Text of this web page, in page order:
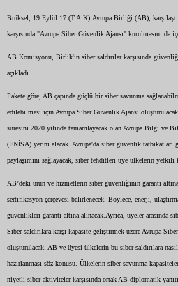
Brüksel, 19 Eylül 17 (T.A.K):Avrupa Birliği (AB),
karşısında "Avrupa Siber Güvenlik Ajansı" kurulmasını da
AB Komisyonu, Birlik'in siber saldırılar karşısında
açıkladı.
Pakete göre, AB çapında güçlü bir siber savunma
edilebilmesi için Avrupa Siber Güvenlik Ajansı
süresini 2020 yılında tamamlayacak olan Avrupa Bilgi ve
(ENİSA) yerini alacak. Avrupa'da siber güvenlik tatbikatları
paylaşımını sağlayacak, siber tehditleri üye ülkelerin yetkili
AB’deki ürün ve hizmetlerin siber güvenliğinin garanti altına
sertifikasyon çerçevesi belirlenecek. Böylece, enerji,
güvenlikleri garanti altına alınacak.Ayrıca, üyeler arasında
Siber saldırılara karşı kapasite geliştirmek üzere Avrupa
oluşturulacak. AB ve üyesi ülkelerin bu siber saldırılara
hazırlanması söz konusu. Ülkelerin siber savunma
niyetli siber aktiviteler karşısında ortak AB diplomatik